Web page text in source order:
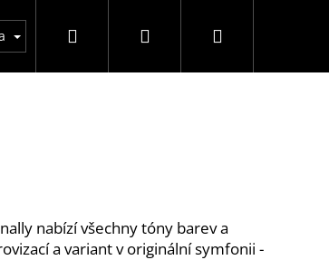
Hledat PřihlášeníNákupní
nabízí všechny tóny barev a
a variant v originální symfonii -